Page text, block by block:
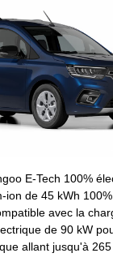
E-Tech 100%
ion de 45 kWh
avec la
de 90 kW
allant jusqu'à 265